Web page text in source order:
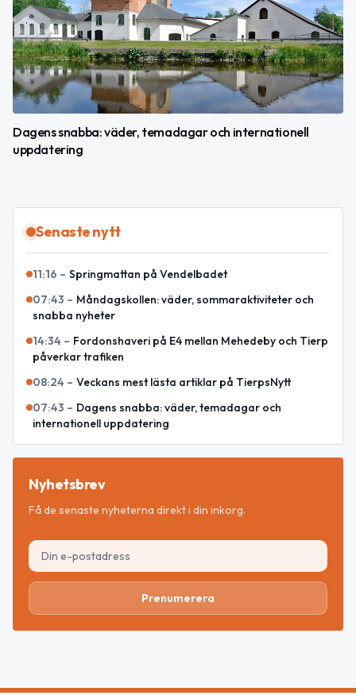
Dagens snabba: väder, temadagar och internationell
uppdatering
Senaste nytt
11:16 – Springmattan på Vendelbadet
07:43 – Måndagskollen: väder, sommaraktiviteter och
snabba nyheter
14:34 – Fordonshaveri på E4 mellan Mehedeby och Tierp
påverkar trafiken
08:24 – Veckans mest lästa artiklar på TierpsNytt
07:43 – Dagens snabba: väder, temadagar och
internationell uppdatering
Nyhetsbrev
Få de senaste nyheterna direkt i din inkorg.
Prenumerera